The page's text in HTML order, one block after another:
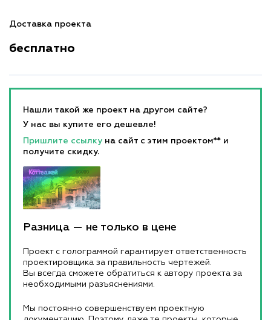
Доставка проекта
бесплатно
Нашли такой же проект на другом сайте?
У нас вы купите его дешевле!
Пришлите ссылку на сайт с этим проектом** и
получите скидку.
Разница — не только в цене
Проект с голограммой гарантирует ответственность
проектировщика за правильность чертежей.
Вы всегда сможете обратиться к автору проекта за
необходимыми разъяснениями.
Мы постоянно совершенствуем проектную